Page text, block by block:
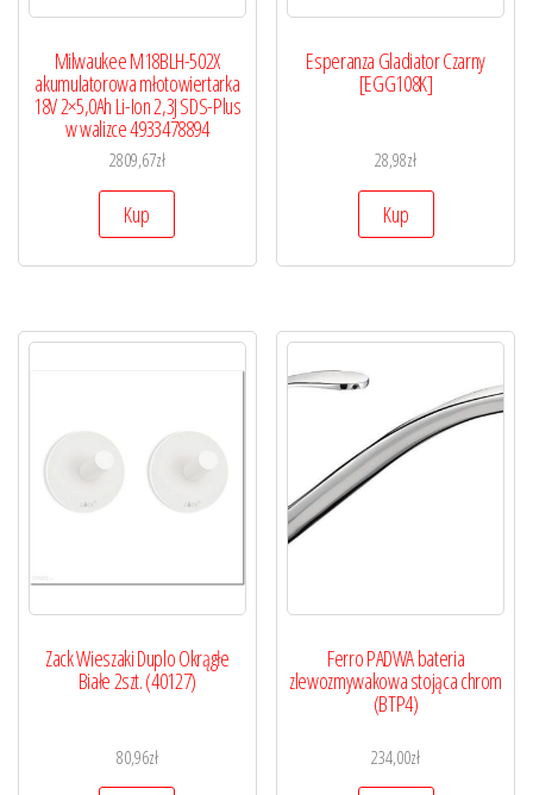
Milwaukee M18BLH-502X
akumulatorowa młotowiertarka
18V 2×5,0Ah Li-Ion 2,3J SDS-Plus
w walizce 4933478894
2809,67zł
Kup
Esperanza Gladiator Czarny
[EGG108K]
28,98zł
Kup
Zack Wieszaki Duplo Okrągłe
Białe 2szt. (40127)
80,96zł
Ferro PADWA bateria
zlewozmywakowa stojąca chrom
(BTP4)
234,00zł